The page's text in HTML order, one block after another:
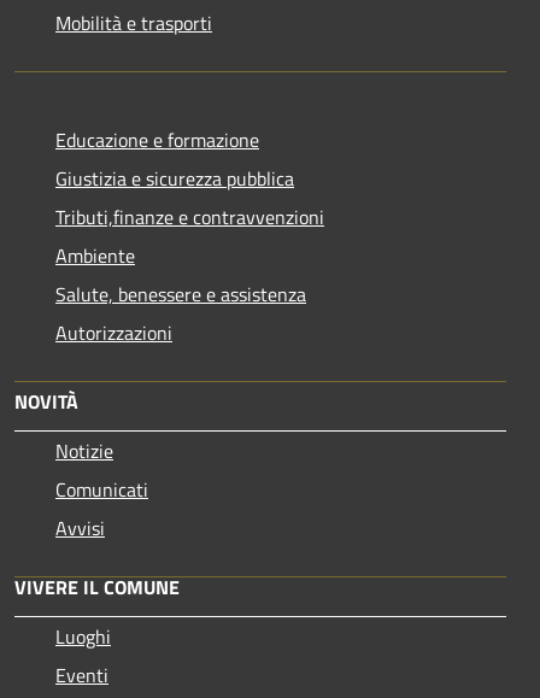
Mobilità e trasporti
Educazione e formazione
Giustizia e sicurezza pubblica
Tributi,finanze e contravvenzioni
Ambiente
Salute, benessere e assistenza
Autorizzazioni
NOVITÀ
Notizie
Comunicati
Avvisi
VIVERE IL COMUNE
Luoghi
Eventi